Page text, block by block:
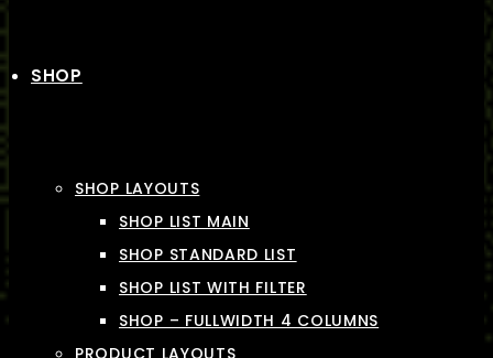
SHOP
SHOP LAYOUTS
SHOP LIST MAIN
SHOP STANDARD LIST
SHOP LIST WITH FILTER
SHOP – FULLWIDTH 4 COLUMNS
PRODUCT LAYOUTS